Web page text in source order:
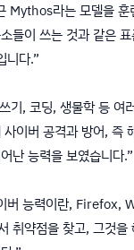
라는 모델을 훈
들이 쓰는 것과 같은
니다.”
기, 코딩, 생물학 등 여
이버 공격과 방어, 즉
난 능력을 보였습니다.”
버 능력이란,
취약점을 찾고, 그것을